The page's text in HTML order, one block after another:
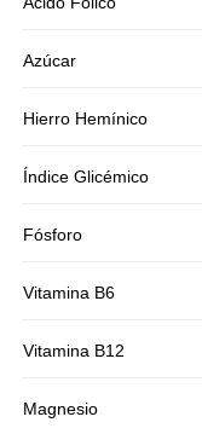
Azúcar
Hierro Hemínico
Índice Glicémico
Fósforo
Vitamina B6
Vitamina B12
Magnesio